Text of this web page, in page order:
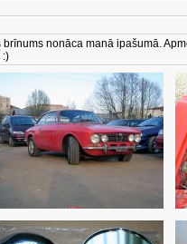
brīnums nonāca manā ipašumā.
:)